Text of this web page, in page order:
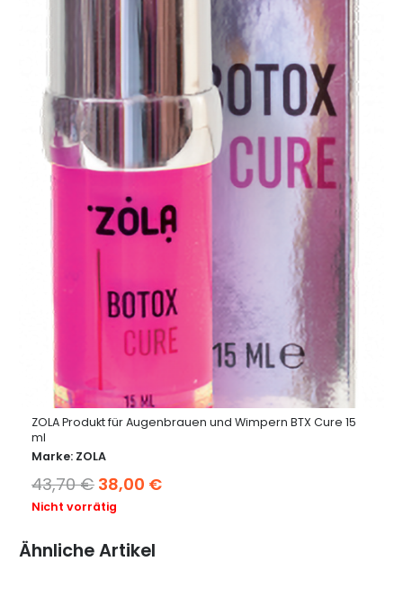
ZOLA Produkt für Augenbrauen und Wimpern BTX Cure 15
ml
Marke: ZOLA
43,70€ Ursprünglicher
Preis
43,70 €
38,00 €Aktueller
Nicht vorrätig
Ähnliche Artikel